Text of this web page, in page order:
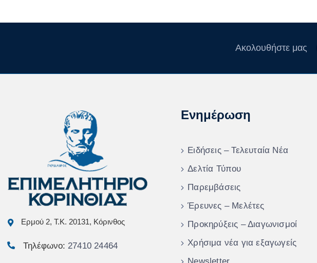
Ακολουθήστε μας
Ερμού 2, Τ.Κ. 20131, Κόρινθος
Τηλέφωνο: 27410 24464
Ενημέρωση
Ειδήσεις – Τελευταία Νέα
Δελτία Τύπου
Παρεμβάσεις
Έρευνες – Μελέτες
Προκηρύξεις – Διαγωνισμοί
Χρήσιμα νέα για εξαγωγείς